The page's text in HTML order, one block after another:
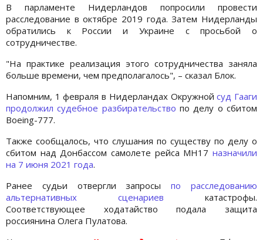
В парламенте Нидерландов попросили провести
расследование в октябре 2019 года. Затем Нидерланды
обратились к России и Украине с просьбой о
сотрудничестве.
"На практике реализация этого сотрудничества заняла
больше времени, чем предполагалось", – сказал Блок.
Напомним, 1 февраля в Нидерландах Окружнойсуд Гааги
продолжил судебное разбирательство по делу о сбитом
Boeing-777.
Также сообщалось, что слушания по существу по делу о
сбитом над Донбассом самолете рейса МН17 назначили
на 7 июня 2021 года.
Ранее судьи отвергли запросыпо расследованию
альтернативных сценариев катастрофы.
Соответствующее ходатайство подала защита
россиянина Олега Пулатова.